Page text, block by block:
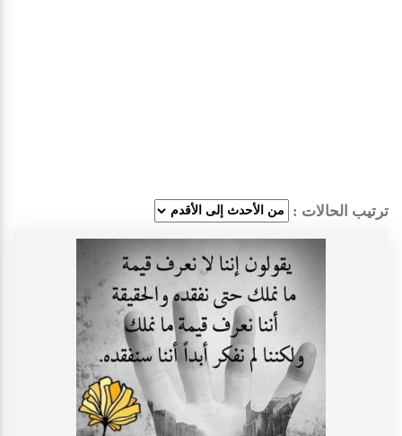
ترتيب الحالات :